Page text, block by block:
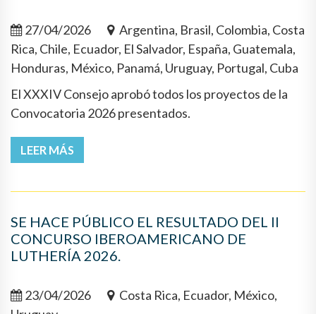
27/04/2026
Argentina, Brasil, Colombia, Costa
Rica, Chile, Ecuador, El Salvador, España, Guatemala,
Honduras, México, Panamá, Uruguay, Portugal, Cuba
El XXXIV Consejo aprobó todos los proyectos de la
Convocatoria 2026 presentados.
LEER MÁS
SE HACE PÚBLICO EL RESULTADO DEL II
CONCURSO IBEROAMERICANO DE
LUTHERÍA 2026.
23/04/2026
Costa Rica, Ecuador, México,